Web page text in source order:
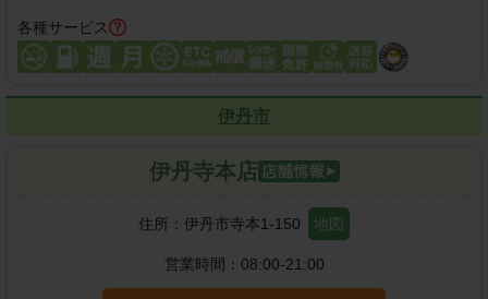
各種サービス
伊丹市
伊丹寺本店
住所： 伊丹市寺本1-150 地図
営業時間： 08:00-21:00